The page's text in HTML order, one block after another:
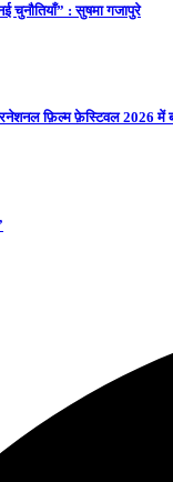
चुनौतियाँ” : सुषमा गजापुरे
फ़िल्म फ़ेस्टिवल 2026 में